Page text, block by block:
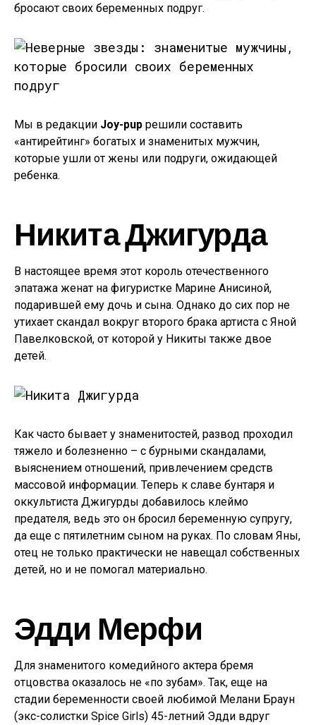
бросают своих беременных подруг.
Мы в редакции Joy-pup решили составить
«антирейтинг» богатых и знаменитых мужчин,
которые ушли от жены или подруги, ожидающей
ребенка.
Никита Джигурда
В настоящее время этот король отечественного
эпатажа женат на фигуристке Марине Анисиной,
подарившей ему дочь и сына. Однако до сих пор не
утихает скандал вокруг второго брака артиста с Яной
Павелковской, от которой у Никиты также двое
детей.
Как часто бывает у знаменитостей, развод проходил
тяжело и болезненно – с бурными скандалами,
выяснением отношений, привлечением средств
массовой информации. Теперь к славе бунтаря и
оккультиста Джигурды добавилось клеймо
предателя, ведь это он бросил беременную супругу,
да еще с пятилетним сыном на руках. По словам Яны,
отец не только практически не навещал собственных
детей, но и не помогал материально.
Эдди Мерфи
Для знаменитого комедийного актера бремя
отцовства оказалось не «по зубам». Так, еще на
стадии беременности своей любимой Мелани Браун
(экс-солистки Spice Girls) 45-летний Эдди вдруг